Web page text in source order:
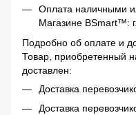
Оплата наличными
Магазине BSmart™:
Подробно об оплате и
Товар, приобретенный
доставлен:
Доставка
Доставка